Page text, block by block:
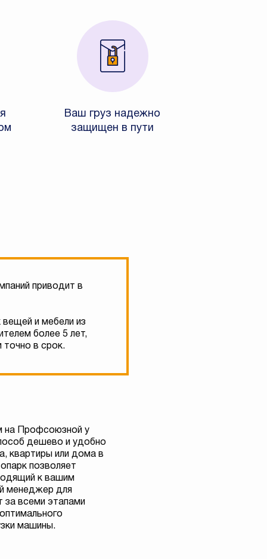
Ваш груз надежно
защищен в пути
приводит в
и мебели из
более 5 лет,
точно в срок.
на Профсоюзной у
дешево и удобно
квартиры или дома в
позволяет
к вашим
менеджер для
за всеми этапами
машины.